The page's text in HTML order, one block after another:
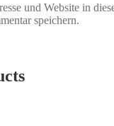
und Website in
speichern.